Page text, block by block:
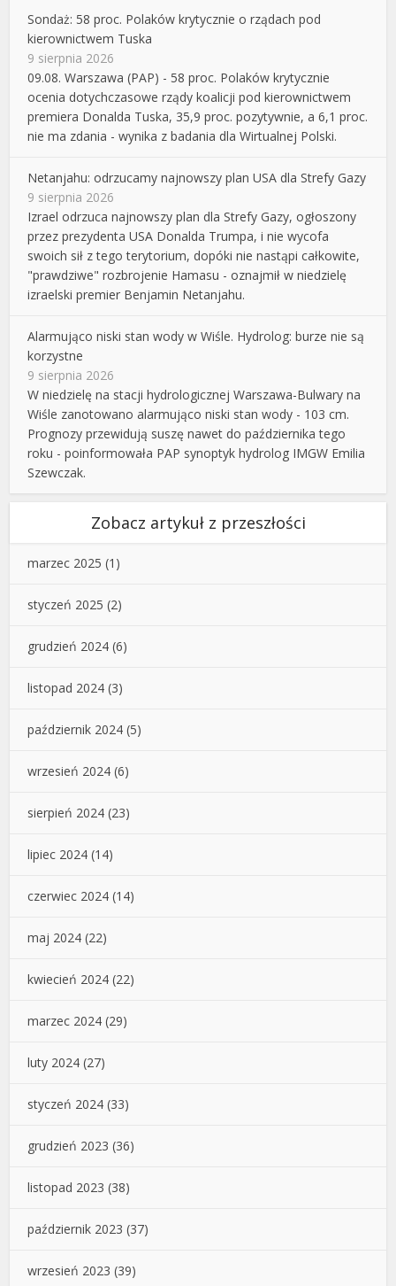
Sondaż: 58 proc. Polaków krytycznie o rządach pod
kierownictwem Tuska
9 sierpnia 2026
09.08. Warszawa (PAP) - 58 proc. Polaków krytycznie
ocenia dotychczasowe rządy koalicji pod kierownictwem
premiera Donalda Tuska, 35,9 proc. pozytywnie, a 6,1 proc.
nie ma zdania - wynika z badania dla Wirtualnej Polski.
Netanjahu: odrzucamy najnowszy plan USA dla Strefy Gazy
9 sierpnia 2026
Izrael odrzuca najnowszy plan dla Strefy Gazy, ogłoszony
przez prezydenta USA Donalda Trumpa, i nie wycofa
swoich sił z tego terytorium, dopóki nie nastąpi całkowite,
"prawdziwe" rozbrojenie Hamasu - oznajmił w niedzielę
izraelski premier Benjamin Netanjahu.
Alarmująco niski stan wody w Wiśle. Hydrolog: burze nie są
korzystne
9 sierpnia 2026
W niedzielę na stacji hydrologicznej Warszawa-Bulwary na
Wiśle zanotowano alarmująco niski stan wody - 103 cm.
Prognozy przewidują suszę nawet do października tego
roku - poinformowała PAP synoptyk hydrolog IMGW Emilia
Szewczak.
Zobacz artykuł z przeszłości
marzec 2025 (1)
styczeń 2025 (2)
grudzień 2024 (6)
listopad 2024 (3)
październik 2024 (5)
wrzesień 2024 (6)
sierpień 2024 (23)
lipiec 2024 (14)
czerwiec 2024 (14)
maj 2024 (22)
kwiecień 2024 (22)
marzec 2024 (29)
luty 2024 (27)
styczeń 2024 (33)
grudzień 2023 (36)
listopad 2023 (38)
październik 2023 (37)
wrzesień 2023 (39)